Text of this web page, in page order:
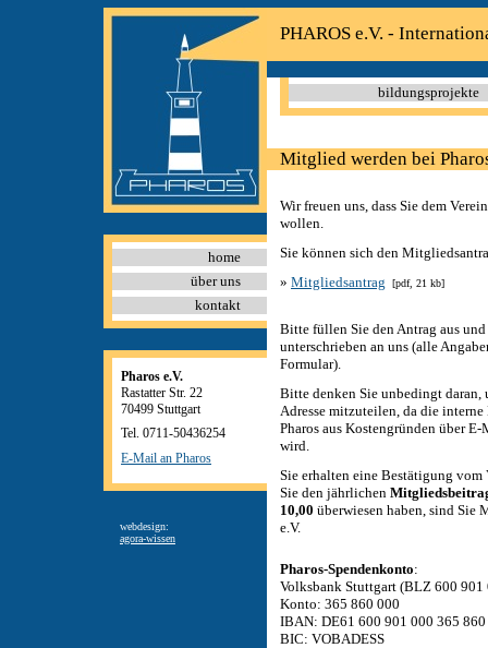
home
über uns
kontakt
Pharos e.V.
Rastatter Str. 22
70499 Stuttgart
Tel. 0711-50436254
E-Mail an Pharos
webdesign:
agora-wissen
PHAROS e.V. -
bildungsprojekte
Mitglied werden bei
Wir freuen uns, dass Sie dem
wollen.
Sie können sich den
» Mitgliedsantrag [pdf, 21 kb]
Bitte füllen Sie den Antrag aus
unterschrieben an uns (alle
Formular).
Bitte denken Sie unbedingt daran,
Adresse mitzuteilen, da die
Pharos aus Kostengründen über
wird.
Sie erhalten eine Bestätigung vom
Sie den jährlichen
10,00 überwiesen haben, sind Sie
e.V.
Pharos-Spendenkonto:
Volksbank Stuttgart (BLZ 600 901
Konto: 365 860 000
IBAN: DE61 600 901 000 365
BIC: VOBADESS